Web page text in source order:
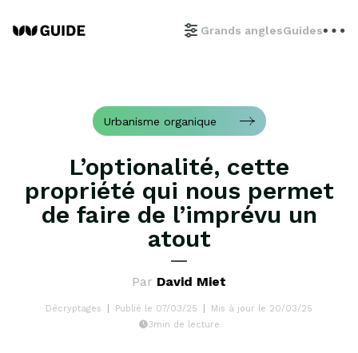
Grands anglesGuides
Urbanisme organique
L’optionalité, cette
propriété qui nous permet
de faire de l’imprévu un
atout
Par David Miet
Décryptages Publié le 07/03/25
Mis à jour le 20/03/25
3min de lecture